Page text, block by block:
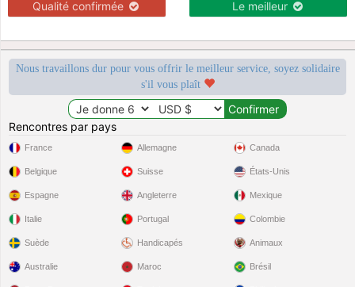
Qualité confirmée Le meilleur
Nous travaillons dur pour vous offrir le meilleur service, soyez solidaire
s'il vous plaît
Rencontres par pays
France
Belgique
Espagne
Italie
Suède
Allemagne
Suisse
Angleterre
Portugal
Handicapés
Canada
États-Unis
Mexique
Colombie
Animaux
Australie Maroc Brésil